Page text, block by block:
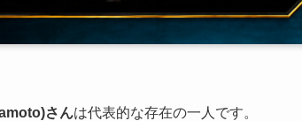
さんは代表的な存在の一人です。